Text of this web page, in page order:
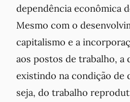
dependência econômica
Mesmo com o
capitalismo e a
aos postos de trabalho, a
existindo na condição de
seja, do trabalho